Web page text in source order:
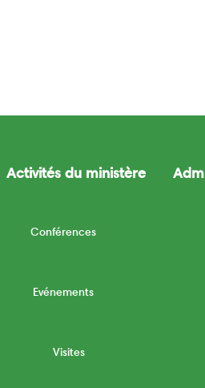
Activités du ministère
Conférences
Evénements
Visites